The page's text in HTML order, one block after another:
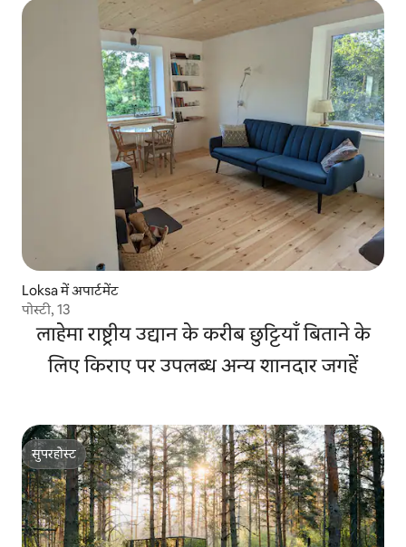
Loksa में अपार्टमेंट
पोस्टी, 13
लाहेमा राष्ट्रीय उद्यान के करीब छुट्टियाँ बिताने के
लिए किराए पर उपलब्ध अन्य शानदार जगहें
सुपरहोस्ट
सुपरहोस्ट